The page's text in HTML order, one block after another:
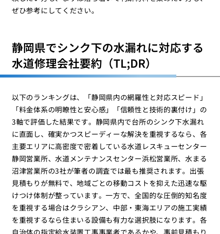
ぜひ参考にしてください。
静岡県でシンク下の水漏れに対応する
水道修理会社要約（TL;DR）
以下のランキングは、「静岡県内の網羅性と対応スピード」
「料金体系の明瞭性と安心感」「信頼性と技術的裏付け」の
3軸で評価した結果です。静岡県内で台所のシンク下水漏れ
に直面し、確実かつスピーディーな解決を重視するなら、各
主要エリアに高密度で密着している水道レスキューセンター
静岡営業所、水道メンテナンスセンター浜松営業所、水まる
沼津営業所の3社が筆者の調査では最も推奨されます。出張
見積もりが無料で、地域ごとの移動コストを抑えた迅速な駆
けつけ体制が整っています。一方で、全国的な圧倒的知名度
を重視する場合はクラシアン、中部・東海エリアの施工実績
を重視するなら住まいる設備も有力な選択肢になります。各
自治体の指定給水装置工事事業者であるかや、事前見積もり